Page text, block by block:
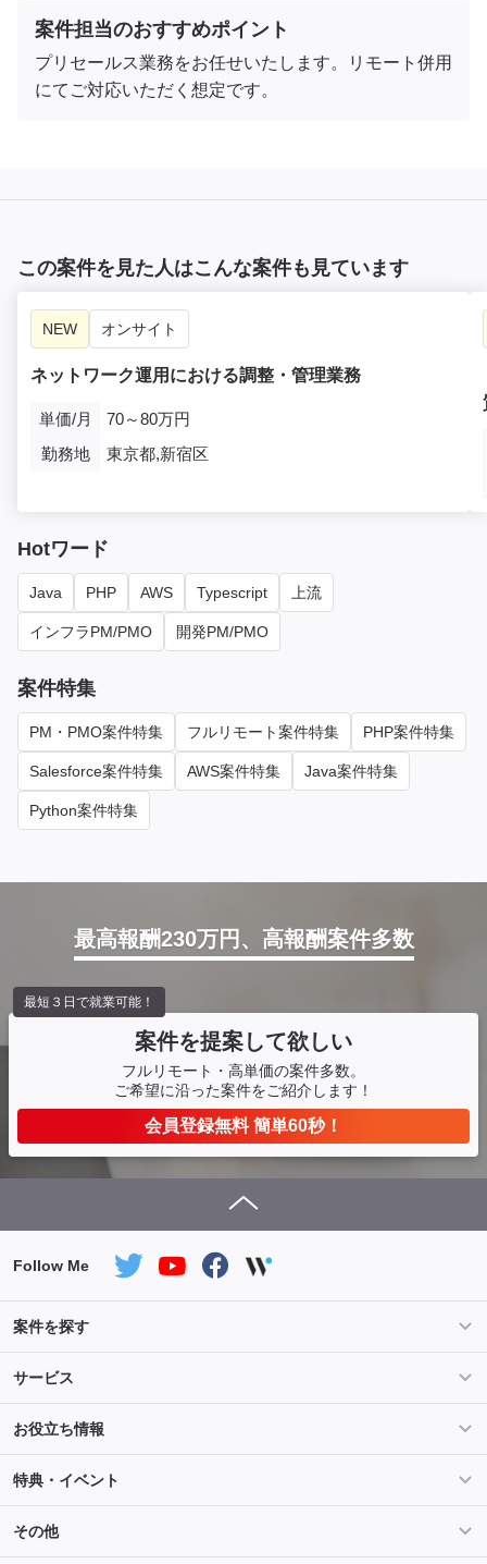
案件担当のおすすめポイント
プリセールス業務をお任せいたします。リモート併用
にてご対応いただく想定です。
この案件を見た人はこんな案件も見ています
NEW オンサイト
ネットワーク運用における調整・管理業務
単価/月
70～80万円
勤務地
東京都,新宿区
Hotワード
Java PHP AWS Typescript 上流
インフラPM/PMO 開発PM/PMO
案件特集
PM・PMO案件特集 フルリモート案件特集 PHP案件特集
Salesforce案件特集 AWS案件特集 Java案件特集
Python案件特集
最高報酬230万円、高報酬案件多数
案件を提案して欲しい
フルリモート・高単価の案件多数。
ご希望に沿った案件をご紹介します！
会員登録無料 簡単60秒！
最短３日で就業可能！
Follow Me
案件を探す
条件を指定して案件を探す
Salesforce案件特集 AWS案件特集
サービス
サービス紹介
ご登録から参画までの流れ フリーランスの声
お役立ち情報
ライフ
キャリア スキル・テクノロジー
特典・イベント
セミナー
その他